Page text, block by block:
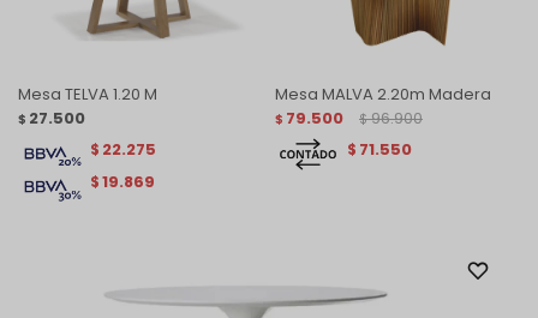
Mesa TELVA 1.20 M
$ 27.500
$19.869
$ 22.275
Mesa MALVA 2.20m Madera
$ 79.500 $ 96.900
$ 71.550